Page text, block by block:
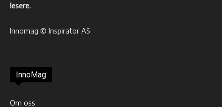
lesere.
Innomag © Inspirator AS
InnoMag
Om oss